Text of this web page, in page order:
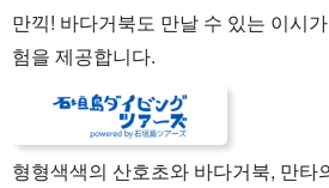
만끽! 바다거북도 만날 수 있는 이시
험을 제공합니다.
형형색색의 산호초와 바다거북, 만타